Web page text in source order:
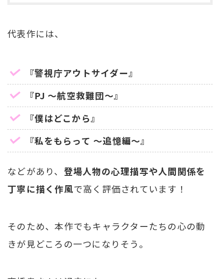
代表作には、
『警視庁アウトサイダー』
『PJ ～航空救難団～』
『僕はどこから』
『私をもらって ～追憶編～』
などがあり、 登場人物の心理描写や人間関係を
丁寧に描く作風で高く評価されています！
そのため、本作でもキャラクターたちの心の動
きが見どころの一つになりそう。